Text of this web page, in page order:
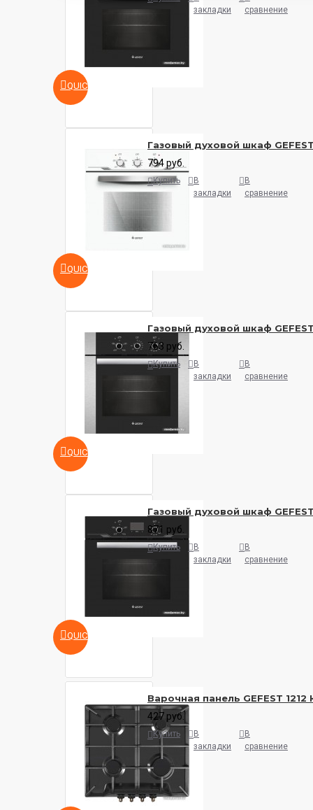
QUICKVIEW
закладки
сравнение
QUICKVIEW
Газовый духовой шкаф
794 руб.
Купить
В
закладки
В
сравнение
QUICKVIEW
Газовый духовой шкаф
763 руб.
Купить
В
закладки
В
сравнение
QUICKVIEW
Газовый духовой шкаф
871 руб.
Купить
В
закладки
В
сравнение
Варочная панель GEFEST 1212
427 руб.
Купить
В
закладки
В
сравнение